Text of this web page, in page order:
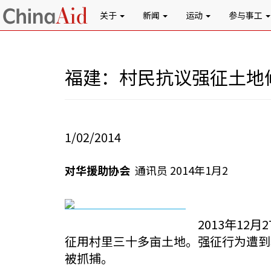
关于 新闻 运动 参与事工
福建：村民抗议强征土
1/02/2014
对华援助协会 通讯员 2014年1月2
2013年12月
征用村里三十多亩土地。强征行为遭
被抓捕。